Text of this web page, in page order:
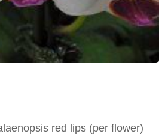
red lips (per flower)